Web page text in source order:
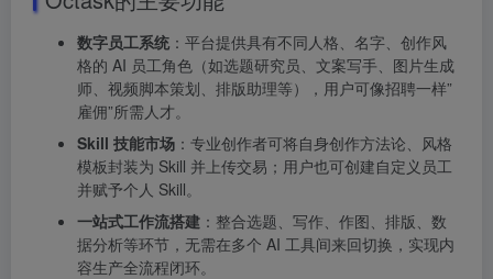
数字员工系统 ：平台提供具有不同人格、名字、创作风
格的 AI 员工角色（如选题研究员、文案写手、图片生成
师、视频脚本策划、排版助理等），用户可像招聘一样”
雇佣”所需人才。
Skill 技能市场 ：专业创作者可将自身创作方法论、风格
模板封装为 Skill 并上传交易；用户也可创建自定义员工
并赋予个人 Skill。
一站式工作流搭建 ：整合选题、写作、作图、排版、数
据分析等环节，无需在多个 AI 工具间来回切换，实现内
容生产全流程闭环。